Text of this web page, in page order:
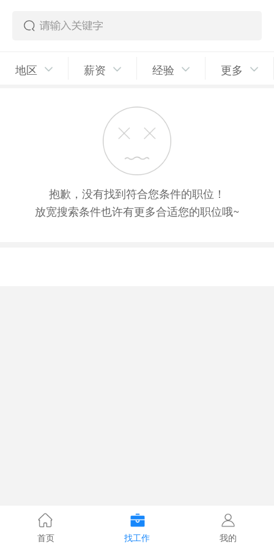
地区 薪资 经验 更多
抱歉，没有找到符合您条件的职位！
放宽搜索条件也许有更多合适您的职位哦~
首页 找工作 我的